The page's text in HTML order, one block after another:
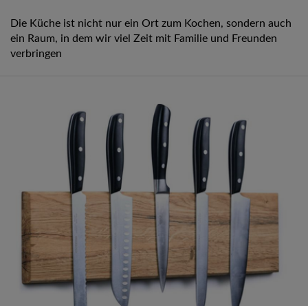
Die Küche ist nicht nur ein Ort zum Kochen, sondern auch
ein Raum, in dem wir viel Zeit mit Familie und Freunden
verbringen